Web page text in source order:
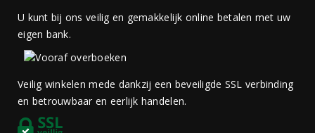
U kunt bij ons veilig en gemakkelijk online betalen met uw
eigen bank.
Veilig winkelen mede dankzij een beveiligde SSL verbinding
en betrouwbaar en eerlijk handelen.